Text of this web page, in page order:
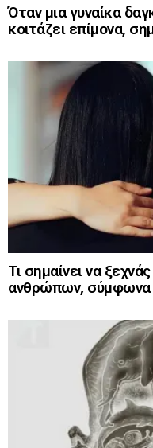
Όταν μια γυναίκα
κοιτάζει επίμονα,
Τι σημαίνει να
ανθρώπων, σύμφωνα